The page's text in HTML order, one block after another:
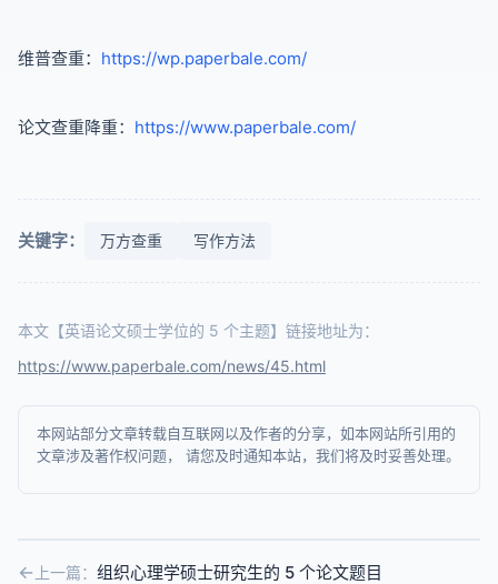
维普查重： https://wp.paperbale.com/
论文查重降重： https://www.paperbale.com/
关键字： 万方查重 写作方法
本文【英语论文硕士学位的 5 个主题】链接地址为：
https://www.paperbale.com/news/45.html
本网站部分文章转载自互联网以及作者的分享，如本网站所引用的
文章涉及著作权问题， 请您及时通知本站，我们将及时妥善处理。
上一篇： 组织心理学硕士研究生的 5 个论文题目